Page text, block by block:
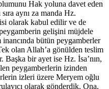
Hak yoluna davet eden
aynı za manda Hz.
olarak kabul edilir ve de
gelişini müjdele
inancında bütün peygamberler
olan Allah’a gönülden teslim
Başka bir ayet ise Hz. İsa’nın,
peygamberlerin izinden
izleri üzere Meryem oğlu
olarak gönderdik. Ona,